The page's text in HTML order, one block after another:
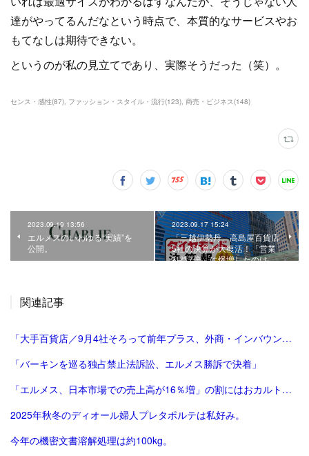
達がやってるんだなという時点で、本質的なサービスやお
もてなしは期待できない。
というのが私の見立てであり、実際そうだった（笑）。
センス・感性(87) ファッション・スタイル・流行(123) 商売・ビジネス(148)
2023.09.19 13:56
エルメスのいわゆる“実績”を
公開。
2023.09.17 15:24
「三越伊勢丹、高島屋百貨店
5社の決算が大復活！「営業
利益7倍」に爆増したのは…
関連記事
「大手百貨店／9月4社そろって前年プラス、外商・インバウンド好調 | 流通ニュース」
「バーキンを巡る独占禁止法訴訟、エルメス勝訴で決着」
「エルメス、日本市場での売上高が16％増」の割にはおカルト系（笑）は減った気がする。
2025年秋冬のディオール婦人プレタポルテは私好み。
今年の機密文書溶解処理は約100kg。